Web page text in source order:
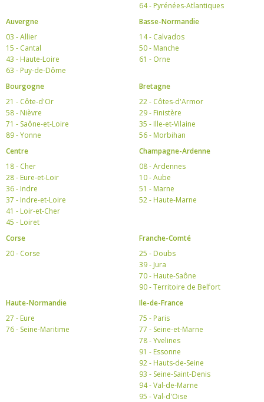
64 - Pyrénées-Atlantiques
Auvergne
03 - Allier
15 - Cantal
43 - Haute-Loire
63 - Puy-de-Dôme
Basse-Normandie
14 - Calvados
50 - Manche
61 - Orne
Bourgogne
21 - Côte-d'Or
58 - Nièvre
71 - Saône-et-Loire
89 - Yonne
Bretagne
22 - Côtes-d'Armor
29 - Finistère
35 - Ille-et-Vilaine
56 - Morbihan
Centre
18 - Cher
28 - Eure-et-Loir
36 - Indre
37 - Indre-et-Loire
41 - Loir-et-Cher
45 - Loiret
Champagne-Ardenne
08 - Ardennes
10 - Aube
51 - Marne
52 - Haute-Marne
Corse
20 - Corse
Franche-Comté
25 - Doubs
39 - Jura
70 - Haute-Saône
90 - Territoire de Belfort
Haute-Normandie
27 - Eure
76 - Seine-Maritime
Ile-de-France
75 - Paris
77 - Seine-et-Marne
78 - Yvelines
91 - Essonne
92 - Hauts-de-Seine
93 - Seine-Saint-Denis
94 - Val-de-Marne
95 - Val-d'Oise